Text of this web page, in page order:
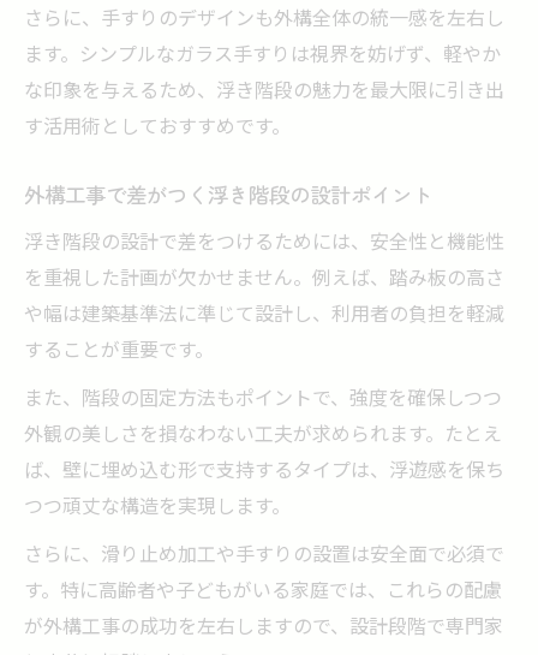
浮き階段DIYの外構工事で失敗しないコツ
外構工事で浮き階段を自作する際の注意事
項
DIY初心者が外構工事に浮き階段を導入する
方
さらに、手すりのデザインも外構全体の統一感を左右し
ます。シンプルなガラス手すりは視界を妨げず、軽やか
な印象を与えるため、浮き階段の魅力を最大限に引き出
す活用術としておすすめです。
外構工事で差がつく浮き階段の設計ポイント
浮き階段の設計で差をつけるためには、安全性と機能性
を重視した計画が欠かせません。例えば、踏み板の高さ
や幅は建築基準法に準じて設計し、利用者の負担を軽減
することが重要です。
また、階段の固定方法もポイントで、強度を確保しつつ
外観の美しさを損なわない工夫が求められます。たとえ
ば、壁に埋め込む形で支持するタイプは、浮遊感を保ち
つつ頑丈な構造を実現します。
さらに、滑り止め加工や手すりの設置は安全面で必須で
す。特に高齢者や子どもがいる家庭では、これらの配慮
が外構工事の成功を左右しますので、設計段階で専門家